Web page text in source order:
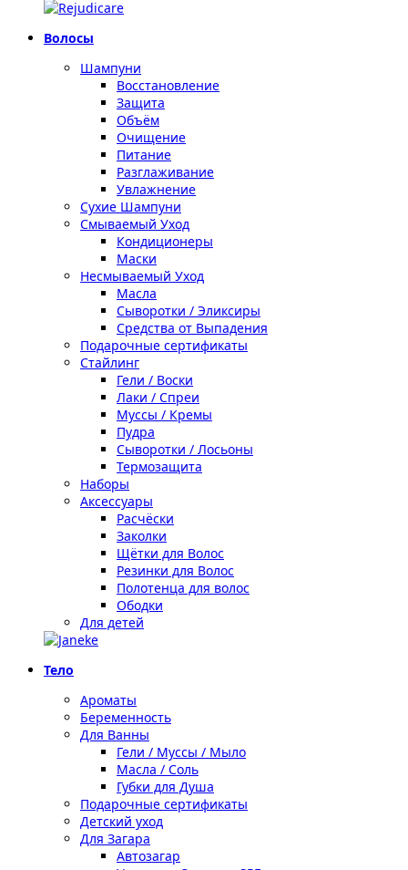
Волосы
Шампуни
Восстановление
Защита
Объём
Очищение
Питание
Разглаживание
Увлажнение
Сухие Шампуни
Смываемый Уход
Кондиционеры
Маски
Несмываемый Уход
Масла
Сыворотки / Эликсиры
Средства от Выпадения
Подарочные сертификаты
Стайлинг
Гели / Воски
Лаки / Спреи
Муссы / Кремы
Пудра
Сыворотки / Лосьоны
Термозащита
Наборы
Аксессуары
Расчёски
Заколки
Щётки для Волос
Резинки для Волос
Полотенца для волос
Ободки
Для детей
Тело
Ароматы
Беременность
Для Ванны
Гели / Муссы / Мыло
Масла / Соль
Губки для Душа
Подарочные сертификаты
Детский уход
Для Загара
Автозагар